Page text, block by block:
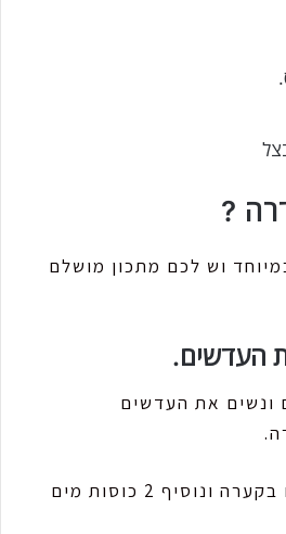
?
וש לכם מתכון מושלם
העדשים.
ונשים את העדשים
נשים את כוס העדשים בקערה ונוסיף 2 כוסות מים